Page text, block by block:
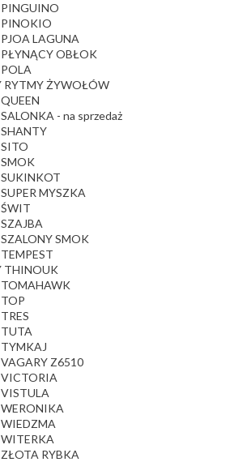
PINOKIO
LAGUNA
OBŁOK
RYTMY ŻYWOŁÓW
- na sprzedaż
MYSZKA
SMOK
THINOUK
Z6510
RYBKA